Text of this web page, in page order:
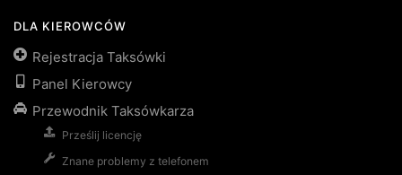
DLA KIEROWCÓW
Rejestracja Taksówki
Panel Kierowcy
Przewodnik Taksówkarza
Prześlij licencję
Znane problemy z telefonem